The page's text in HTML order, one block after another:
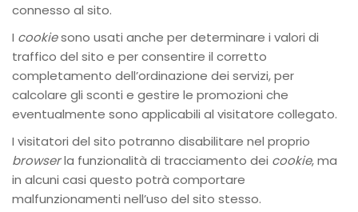
connesso al sito.
I cookiesono usati anche per determinare i valori di
traffico del sito e per consentire il corretto
completamento dell’ordinazione dei servizi, per
calcolare gli sconti e gestire le promozioni che
eventualmente sono applicabili al visitatore collegato.
I visitatori del sito potranno disabilitare nel proprio
browserla funzionalità di tracciamento dei cookie, ma
in alcuni casi questo potrà comportare
malfunzionamenti nell’uso del sito stesso.